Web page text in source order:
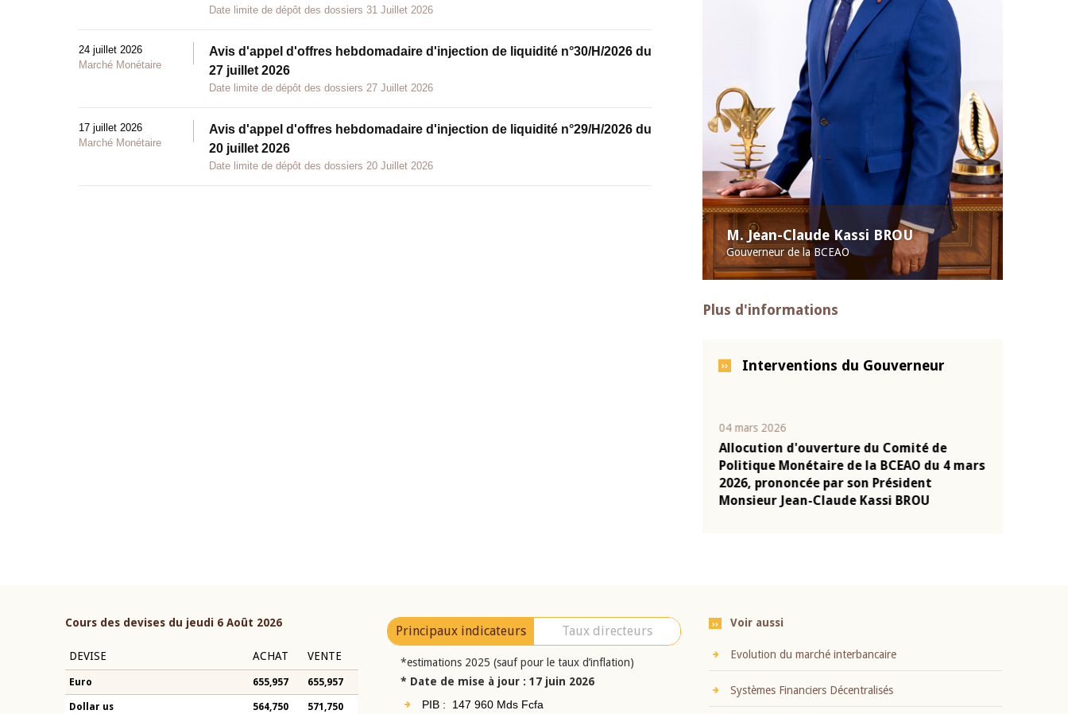
M. Jean-Claude Kassi BROU
Gouverneur de la BCEAO
Plus d'informations
Interventions du Gouverneur
04 mars 2026
Allocution d'ouverture du Comité de
Politique Monétaire de la BCEAO du 4 mars
2026, prononcée par son Président
Monsieur Jean-Claude Kassi BROU
Date limite de dépôt des dossiers 31 Juillet 2026
24 juillet 2026
Marché Monétaire
Avis d'appel d'offres hebdomadaire d'injection de liquidité n°30/H/2026 du
27 juillet 2026
Date limite de dépôt des dossiers 27 Juillet 2026
17 juillet 2026
Marché Monétaire
Avis d'appel d'offres hebdomadaire d'injection de liquidité n°29/H/2026 du
20 juillet 2026
Date limite de dépôt des dossiers 20 Juillet 2026
Cours des devises du jeudi 6 Août 2026
DEVISE ACHAT VENTE
Euro 655,957 655,957
Dollar us 564,750 571,750
Principaux indicateurs Taux directeurs
*estimations 2025 (sauf pour le taux d’inflation)
* Date de mise à jour : 17 juin 2026
PIB : 147 960 Mds Fcfa
Voir aussi
Evolution du marché interbancaire
Systèmes Financiers Décentralisés